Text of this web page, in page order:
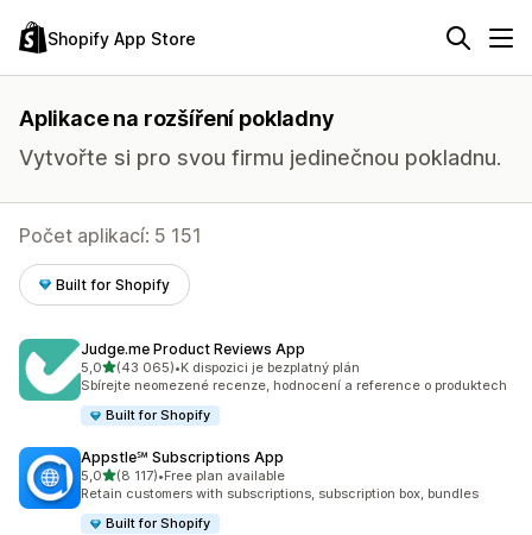
Shopify App Store
Aplikace na rozšíření pokladny
Vytvořte si pro svou firmu jedinečnou pokladnu.
Počet aplikací: 5 151
Built for Shopify
Judge.me Product Reviews App
5,0z 5 hvězd
(43 065)
Celkový počet recenzí: 43065
•K dispozici je bezplatný plán
Sbírejte neomezené recenze, hodnocení a reference o produktech
Built for Shopify
Appstle℠ Subscriptions App
5,0z 5 hvězd
(8 117)
Celkový počet recenzí: 8117
•Free plan available
Retain customers with subscriptions, subscription box, bundles
Built for Shopify